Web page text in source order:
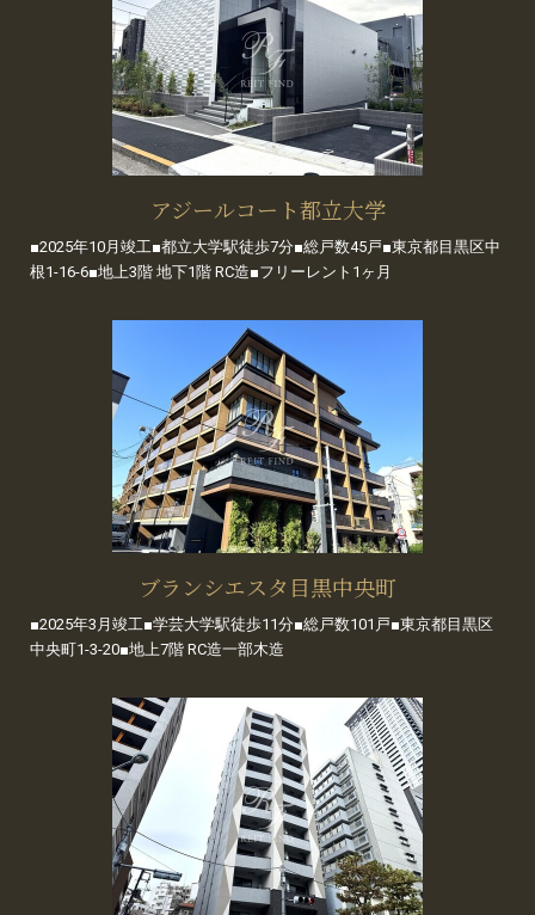
アジールコート都立大学
■2025年10月竣工■都立大学駅徒歩7分■総戸数45戸■東京都目黒区中
根1-16-6■地上3階 地下1階 RC造■フリーレント1ヶ月
ブランシエスタ目黒中央町
■2025年3月竣工■学芸大学駅徒歩11分■総戸数101戸■東京都目黒区
中央町1-3-20■地上7階 RC造一部木造